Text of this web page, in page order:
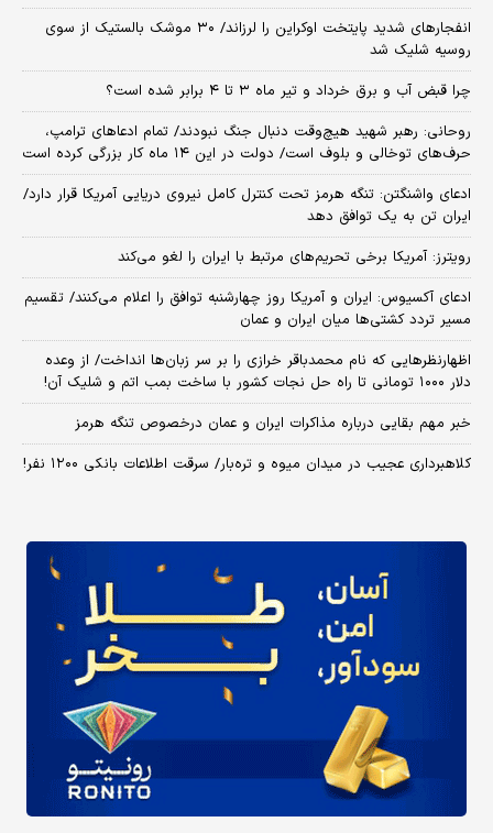
انفجارهای شدید پایتخت اوکراین را لرزاند/ ۳۰ موشک بالستیک از سوی
روسیه شلیک شد
چرا قبض آب و برق خرداد و تیر ماه ۳ تا ۴ برابر شده است؟
روحانی: رهبر شهید هیچ‌وقت دنبال جنگ نبودند/ تمام ادعاهای ترامپ،
حرف‌های توخالی و بلوف است/ دولت در این ۱۴ ماه کار بزرگی کرده است
ادعای واشنگتن: تنگه هرمز تحت کنترل کامل نیروی دریایی آمریکا قرار دارد/
ایران تن به یک توافق دهد
رویترز: آمریکا برخی تحریم‌های مرتبط با ایران را لغو می‌کند
ادعای آکسیوس: ایران و آمریکا روز چهارشنبه توافق را اعلام می‌کنند/ تقسیم
مسیر تردد کشتی‌ها میان ایران و عمان
اظهارنظرهایی که نام محمدباقر خرازی را بر سر زبان‌ها انداخت/ از وعده
دلار ۱۰۰۰ تومانی تا راه حل نجات کشور با ساخت بمب اتم و شلیک آن!
خبر مهم بقایی درباره مذاکرات ایران و عمان درخصوص تنگه هرمز
کلاهبرداری عجیب در میدان میوه و تره‌بار/ سرقت اطلاعات بانکی ۱۲۰۰ نفر!